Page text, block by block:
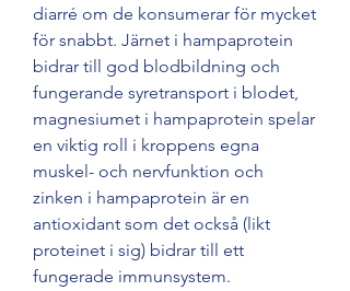
diarré om de konsumerar för mycket
för snabbt. Järnet i hampaprotein
bidrar till god blodbildning och
fungerande syretransport i blodet,
magnesiumet i hampaprotein spelar
en viktig roll i kroppens egna
muskel- och nervfunktion och
zinken i hampaprotein är en
antioxidant som det också (likt
proteinet i sig) bidrar till ett
fungerade immunsystem.